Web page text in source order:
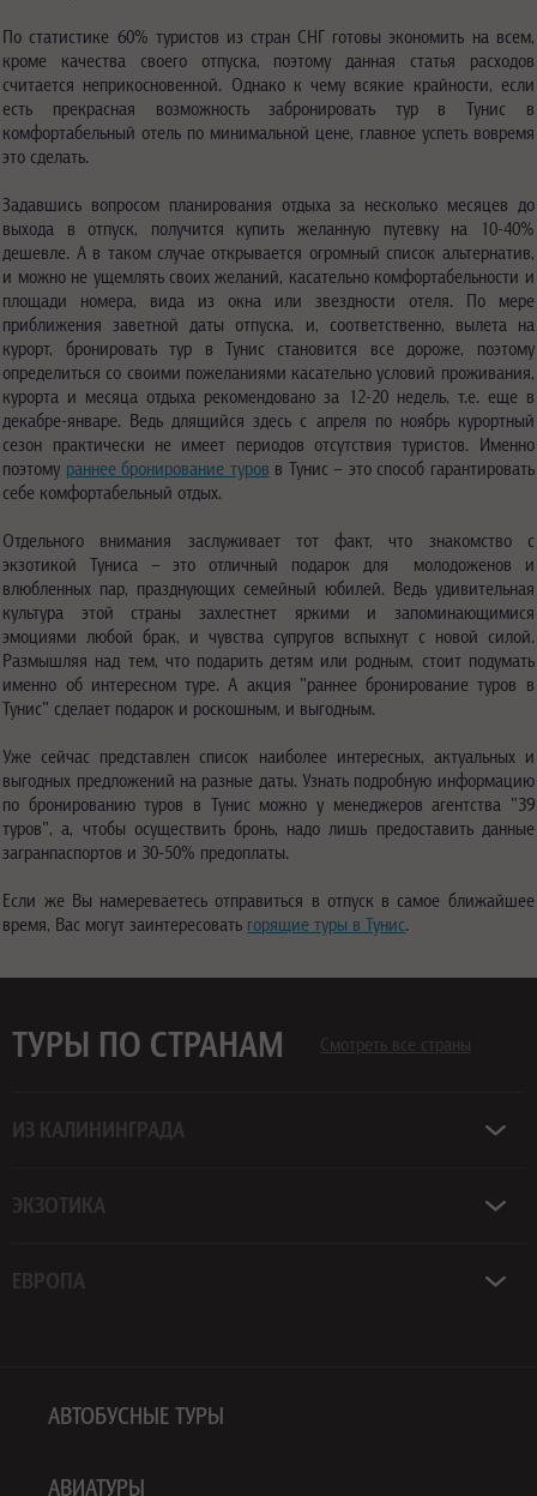
По статистике 60% туристов из стран СНГ готовы экономить на всем,
кроме качества своего отпуска, поэтому данная статья расходов
считается неприкосновенной. Однако к чему всякие крайности, если
есть прекрасная возможность забронировать тур в Тунис в
комфортабельный отель по минимальной цене, главное успеть вовремя
это сделать.
Задавшись вопросом планирования отдыха за несколько месяцев до
выхода в отпуск, получится купить желанную путевку на 10-40%
дешевле. А в таком случае открывается огромный список альтернатив,
и можно не ущемлять своих желаний, касательно комфортабельности и
площади номера, вида из окна или звездности отеля. По мере
приближения заветной даты отпуска, и, соответственно, вылета на
курорт, бронировать тур в Тунис становится все дороже, поэтому
определиться со своими пожеланиями касательно условий проживания,
курорта и месяца отдыха рекомендовано за 12-20 недель, т.е. еще в
декабре-январе. Ведь длящийся здесь с апреля по ноябрь курортный
сезон практически не имеет периодов отсутствия туристов. Именно
поэтому раннее бронирование туров в Тунис – это способ гарантировать
себе комфортабельный отдых.
Отдельного внимания заслуживает тот факт, что знакомство с
экзотикой Туниса – это отличный подарок для молодоженов и
влюбленных пар, празднующих семейный юбилей. Ведь удивительная
культура этой страны захлестнет яркими и запоминающимися
эмоциями любой брак, и чувства супругов вспыхнут с новой силой.
Размышляя над тем, что подарить детям или родным, стоит подумать
именно об интересном туре. А акция "раннее бронирование туров в
Тунис" сделает подарок и роскошным, и выгодным.
Уже сейчас представлен список наиболее интересных, актуальных и
выгодных предложений на разные даты. Узнать подробную информацию
по бронированию туров в Тунис можно у менеджеров агентства "39
туров", а, чтобы осуществить бронь, надо лишь предоставить данные
загранпаспортов и 30-50% предоплаты.
Если же Вы намереваетесь отправиться в отпуск в самое ближайшее
время, Вас могут заинтересовать горящие туры в Тунис.
ТУРЫ ПО СТРАНАМ Смотреть все страны
ИЗ КАЛИНИНГРАДА
ЭКЗОТИКА
ЕВРОПА
АВТОБУСНЫЕ ТУРЫ
АВИАТУРЫ